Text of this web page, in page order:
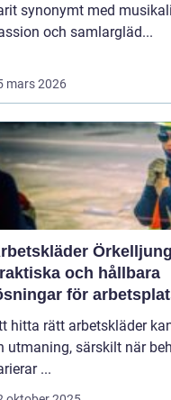
synonymt med
och samlargläd...
mars 2026
och hållbara
för
hitta rätt arbetskläder
utmaning, särskilt när
...